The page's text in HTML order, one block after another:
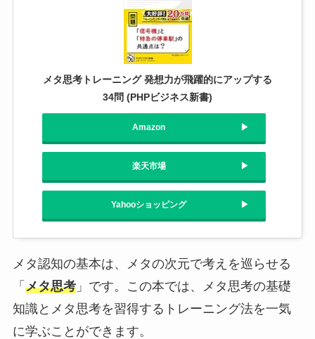
メタ思考トレーニング 発想力が飛躍的にアップする
34問 (PHPビジネス新書)
Amazon
楽天市場
Yahooショッピング
メタ認知の基本は、メタの次元で考えを巡らせる
「 メタ思考」です。この本では、メタ思考の基礎
知識とメタ思考を習得するトレーニング法を一気
に学ぶことができます。